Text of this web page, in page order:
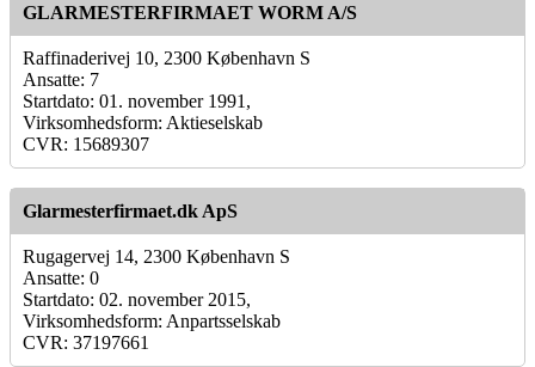
GLARMESTERFIRMAET WORM A/S
Raffinaderivej 10, 2300 København S
Ansatte: 7
Startdato: 01. november 1991,
Virksomhedsform: Aktieselskab
CVR: 15689307
Glarmesterfirmaet.dk ApS
Rugagervej 14, 2300 København S
Ansatte: 0
Startdato: 02. november 2015,
Virksomhedsform: Anpartsselskab
CVR: 37197661